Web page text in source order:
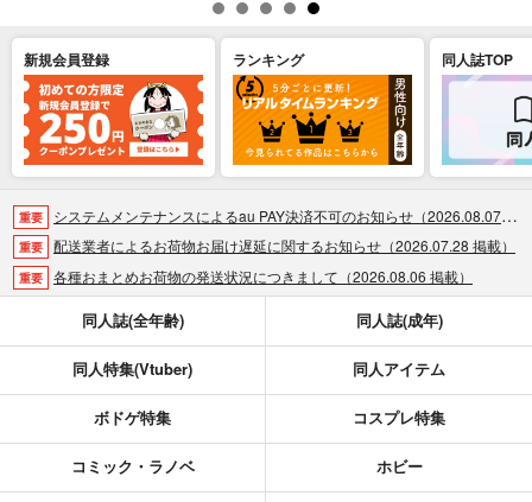
新規会員登録 ランキング 同人誌TOP
重要 システムメンテナンスによるau PAY決済不可のお知らせ（2026.08.07 掲載）
重要 配送業者によるお荷物お届け遅延に関するお知らせ（2026.07.28 掲載）
重要 各種おまとめお荷物の発送状況につきまして（2026.08.06 掲載）
おまとめサイクル「定期便(月2)」一般会員様の利用再開のお知らせ（2026.02.05 掲載）
重要 「とらのあな×駿河屋日本橋乙女同人誌館」通販店頭受取サービス開始のお知らせ（2026.01.05 更新｜2025.12.30 掲載）
【2025/12/1より】「通販ポイント⇒とらコイン変換キャンペーン」終了のお知らせ（2025.11.21 掲載）
個人情報保護方針の改定について（2025.09.19 更新｜2025.08.01 掲載）
重要 ポイント付与・管理体制改定のお知らせ（2024.11.20 掲載）
同人誌(全年齢) 同人誌(成年)
同人特集(Vtuber) 同人アイテム
ボドゲ特集 コスプレ特集
コミック・ラノベ ホビー